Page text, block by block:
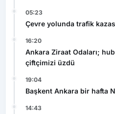
05:23
Çevre yolunda trafik
16:20
Ankara Ziraat Odaları;
çiftçimizi üzdü
19:04
Başkent Ankara bir hafta
14:43